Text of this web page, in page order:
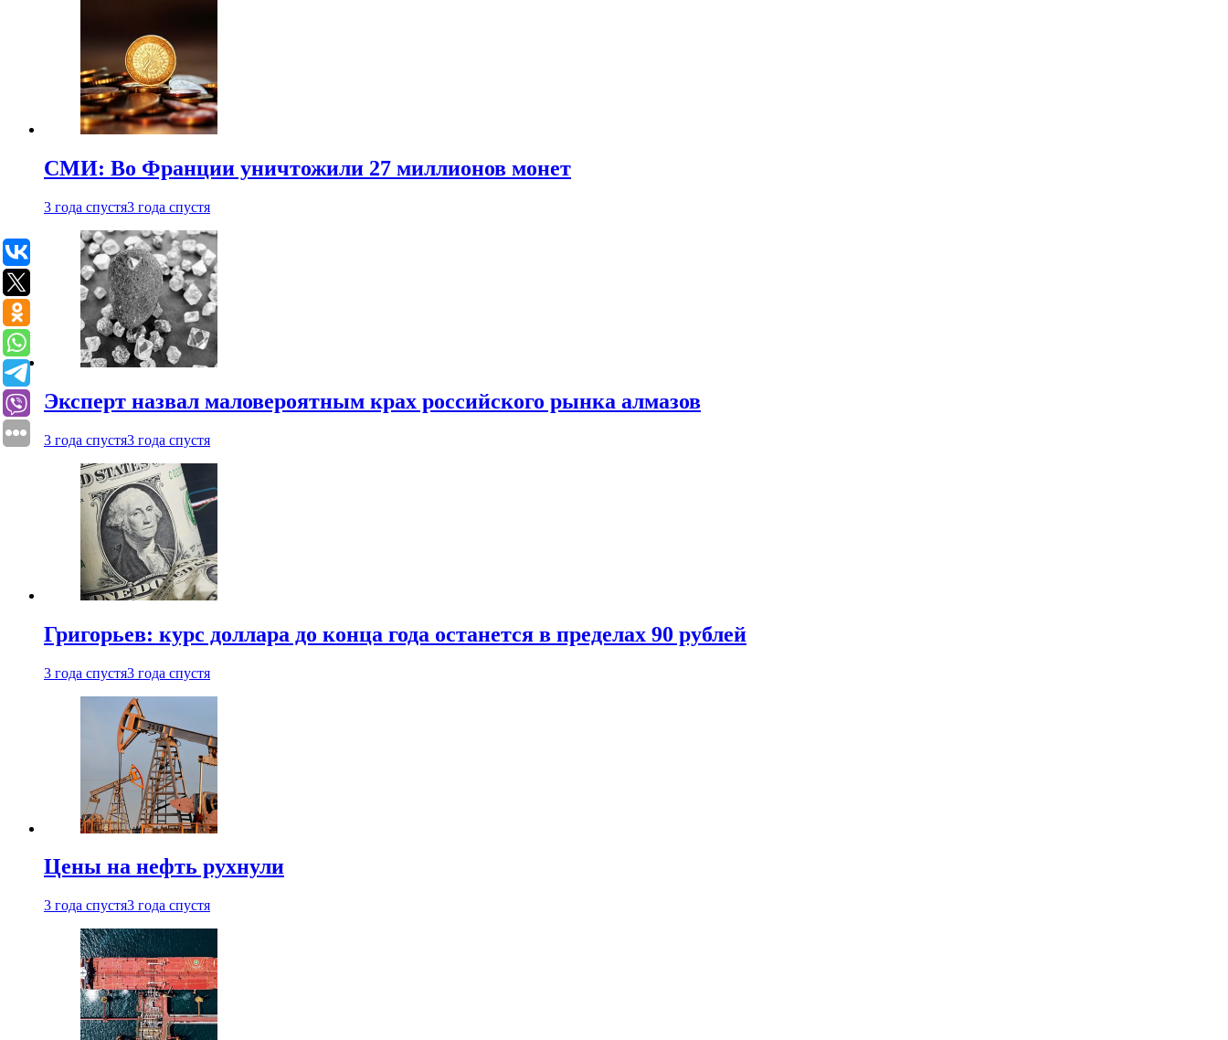
СМИ: Во Франции уничтожили 27 миллионов монет
3 года спустя3 года спустя
Эксперт назвал маловероятным крах российского рынка алмазов
3 года спустя3 года спустя
Григорьев: курс доллара до конца года останется в пределах 90 рублей
3 года спустя3 года спустя
Цены на нефть рухнули
3 года спустя3 года спустя